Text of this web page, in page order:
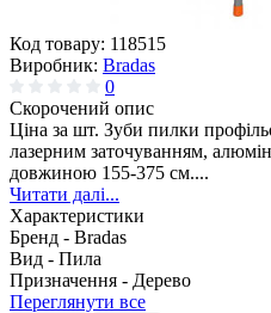
Код товару: 118515
Виробник: Bradas
0
Скорочений опис
Ціна за шт. Зуби пилки
лазерним заточуванням,
довжиною 155-375 см....
Читати далі...
Характеристики
Бренд - Bradas
Вид - Пила
Призначення - Дерево
Переглянути все